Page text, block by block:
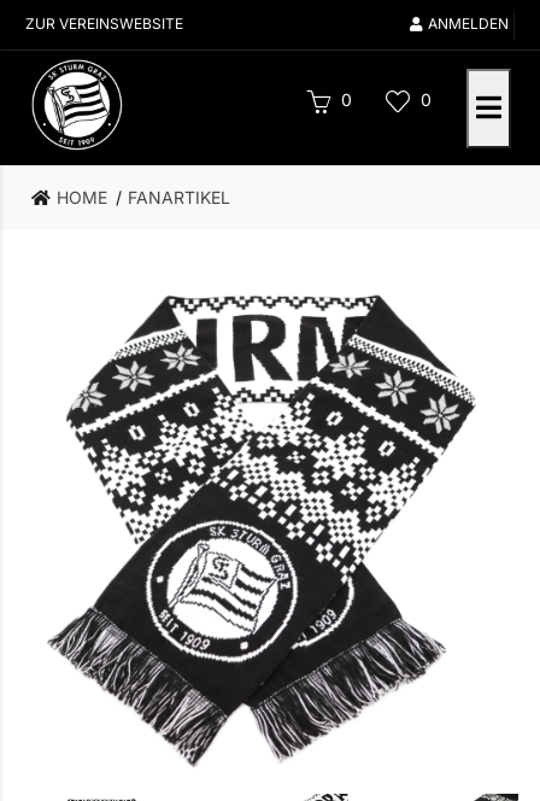
ZUR VEREINSWEBSITE ANMELDEN
0 0
HOME FANARTIKEL